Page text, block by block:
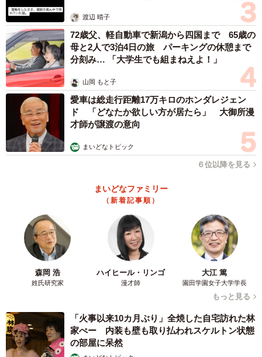
渡辺 晴子
72歳父、軽自動車で新潟から四国まで 65歳の
母と2人で3泊4日の旅 パーキングの休憩まで
分刻み… 「大学生でも組まねえよ！」
山岡 もと子
愛車は総走行距離17万キロのホンダレジェン
ド 「どなたか欲しい方が居たら」 大御所漫
才師が譲渡の意向
まいどなトピック
６位以降を見る
まいどなファミリー
（新着記事順）
森岡 浩
姓氏研究家
ハイヒール・リンゴ
漫才師
大江 篤
園田学園女子大学学長
もっと見る
「火事以来10カ月ぶり」全焼した自宅訪れた林
家ぺー 内装も壁も取り払われスケルトン状態
の部屋に呆然